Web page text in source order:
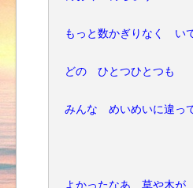
もっと数かぎりなく い
どの ひとつひとつも
みんな めいめいに違っ
よかったなあ 草や木が